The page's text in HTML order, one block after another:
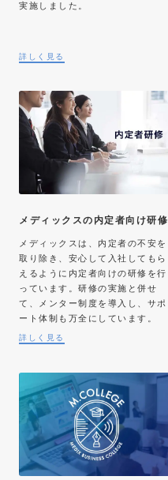
実施しました。
詳しく見る
メディックスの内定者向け研修
メディックスは、内定者の不安を
取り除き、安心して入社してもら
えるように内定者向けの研修を行
っています。研修の実施と併せ
て、メンター制度を導入し、サポ
ート体制も万全にしています。
詳しく見る